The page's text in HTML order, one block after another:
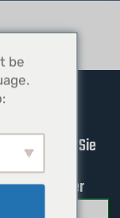
Abonnieren Sie
unseren
Newsletter
be